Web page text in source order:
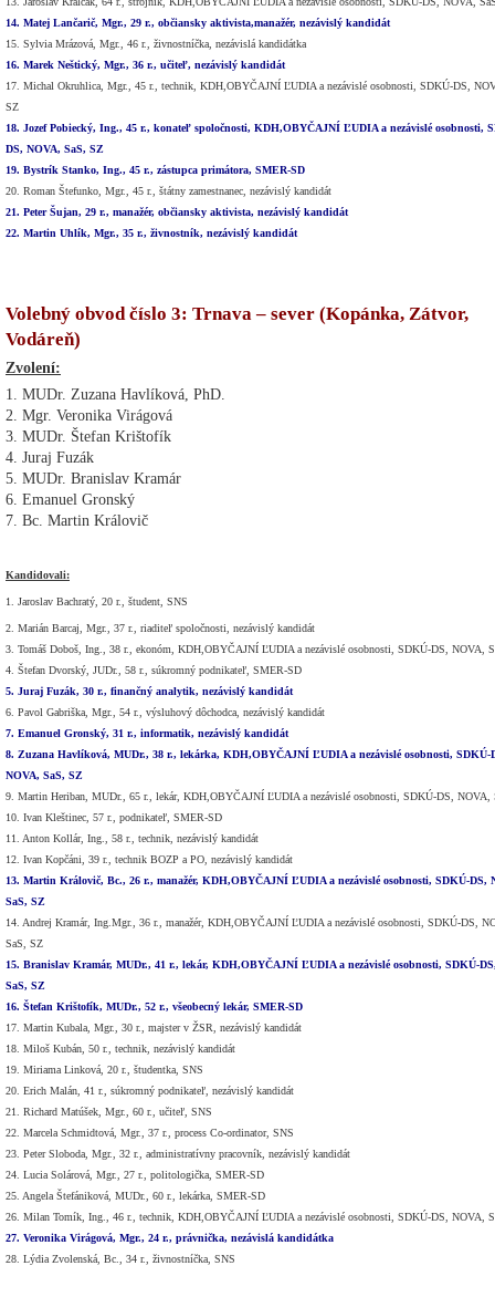
14. Matej Lančarič, Mgr., 29 r., občiansky aktivista,manažér, nezávislý kandidát
15. Sylvia Mrázová, Mgr., 46 r., živnostníčka, nezávislá kandidátka
16. Marek Neštický, Mgr., 36 r., učiteľ, nezávislý kandidát
17. Michal Okruhlica, Mgr., 45 r., technik, KDH,OBYČAJNÍ ĽUDIA a nezávislé osobnosti, SDKÚ-DS,
SZ
18. Jozef Pobiecký, Ing., 45 r., konateľ spoločnosti, KDH,OBYČAJNÍ ĽUDIA a nezávislé osobnosti,
DS, NOVA, SaS, SZ
19. Bystrík Stanko, Ing., 45 r., zástupca primátora, SMER-SD
20. Roman Štefunko, Mgr., 45 r., štátny zamestnanec, nezávislý kandidát
21. Peter Šujan, 29 r., manažér, občiansky aktivista, nezávislý kandidát
22. Martin Uhlík, Mgr., 35 r., živnostník, nezávislý kandidát
Volebný obvod číslo 3: Trnava – sever (Kopánka, Zátvor,
Vodáreň)
Zvolení:
1. MUDr. Zuzana Havlíková, PhD.
2. Mgr. Veronika Virágová
3. MUDr. Štefan Krištofík
4. Juraj Fuzák
5. MUDr. Branislav Kramár
6. Emanuel Gronský
7. Bc. Martin Královič
Kandidovali:
1. Jaroslav Bachratý, 20 r., študent, SNS
2. Marián Barcaj, Mgr., 37 r., riaditeľ spoločnosti, nezávislý kandidát
3. Tomáš Doboš, Ing., 38 r., ekonóm, KDH,OBYČAJNÍ ĽUDIA a nezávislé osobnosti, SDKÚ-DS, NOVA,
4. Štefan Dvorský, JUDr., 58 r., súkromný podnikateľ, SMER-SD
5. Juraj Fuzák, 30 r., finančný analytik, nezávislý kandidát
6. Pavol Gabriška, Mgr., 54 r., výsluhový dôchodca, nezávislý kandidát
7. Emanuel Gronský, 31 r., informatik, nezávislý kandidát
8. Zuzana Havlíková, MUDr., 38 r., lekárka, KDH,OBYČAJNÍ ĽUDIA a nezávislé osobnosti, SDKÚ-
NOVA, SaS, SZ
9. Martin Heriban, MUDr., 65 r., lekár, KDH,OBYČAJNÍ ĽUDIA a nezávislé osobnosti, SDKÚ-DS, NOVA,
10. Ivan Kleštinec, 57 r., podnikateľ, SMER-SD
11. Anton Kollár, Ing., 58 r., technik, nezávislý kandidát
12. Ivan Kopčáni, 39 r., technik BOZP a PO, nezávislý kandidát
13. Martin Královič, Bc., 26 r., manažér, KDH,OBYČAJNÍ ĽUDIA a nezávislé osobnosti, SDKÚ-DS,
SaS, SZ
14. Andrej Kramár, Ing.Mgr., 36 r., manažér, KDH,OBYČAJNÍ ĽUDIA a nezávislé osobnosti, SDKÚ-DS,
SaS, SZ
15. Branislav Kramár, MUDr., 41 r., lekár, KDH,OBYČAJNÍ ĽUDIA a nezávislé osobnosti, SDKÚ-
SaS, SZ
16. Štefan Krištofík, MUDr., 52 r., všeobecný lekár, SMER-SD
17. Martin Kubala, Mgr., 30 r., majster v ŽSR, nezávislý kandidát
18. Miloš Kubán, 50 r., technik, nezávislý kandidát
19. Miriama Linková, 20 r., študentka, SNS
20. Erich Malán, 41 r., súkromný podnikateľ, nezávislý kandidát
21. Richard Matúšek, Mgr., 60 r., učiteľ, SNS
22. Marcela Schmidtová, Mgr., 37 r., process Co-ordinator, SNS
23. Peter Sloboda, Mgr., 32 r., administratívny pracovník, nezávislý kandidát
24. Lucia Solárová, Mgr., 27 r., politologička, SMER-SD
25. Angela Štefániková, MUDr., 60 r., lekárka, SMER-SD
26. Milan Tomík, Ing., 46 r., technik, KDH,OBYČAJNÍ ĽUDIA a nezávislé osobnosti, SDKÚ-DS, NOVA,
27. Veronika Virágová, Mgr., 24 r., právnička, nezávislá kandidátka
28. Lýdia Zvolenská, Bc., 34 r., živnostníčka, SNS